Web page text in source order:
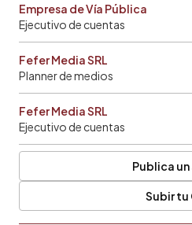
Empresa de Vía Pública
Ejecutivo de cuentas
Fefer Media SRL
Planner de medios
Fefer Media SRL
Ejecutivo de cuentas
Publica un
Subir tu